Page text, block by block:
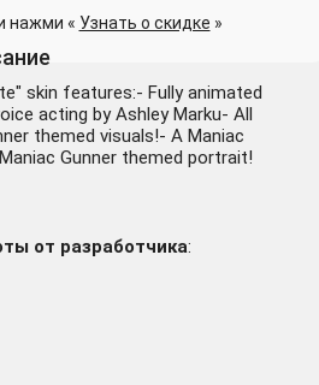
нажми « Узнать о скидке »
skin features:- Fully animated
acting by Ashley Marku- All
themed visuals!- A Maniac
Gunner themed portrait!
от разработчика: